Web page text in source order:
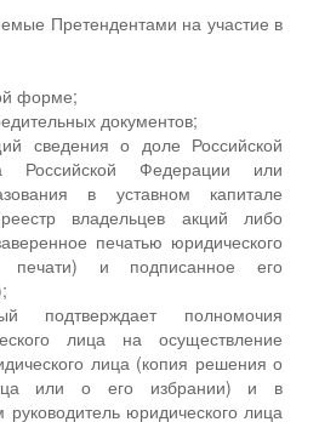
Претендентами на участие в
форме;
документов;
сведения о доле Российской
Российской Федерации или
в уставном капитале
владельцев акций либо
печатью юридического
и подписанное его
подтверждает полномочия
лица на осуществление
лица (копия решения о
или о его избрании) и в
руководитель юридического лица